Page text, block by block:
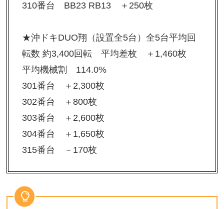
310番台 BB23 RB13 ＋250枚
★沖ドキDUO翔（設置全5台）全5台平均回
転数 約3,400回転 平均差枚 ＋1,460枚
平均機械割 114.0%
301番台 ＋2,300枚
302番台 ＋800枚
303番台 ＋2,600枚
304番台 ＋1,650枚
315番台 －170枚